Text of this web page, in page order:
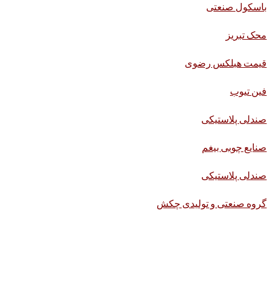
باسکول صنعتی
محک تبریز
قیمت هبلکس رضوی
فین تیوب
صندلی پلاستیکی
صنایع چوبی بیغم
صندلی پلاستیکی
گروه صنعتی و تولیدی چکش